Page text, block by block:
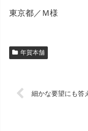
東京都／Ｍ様
年賀本舗
細かな要望にも答